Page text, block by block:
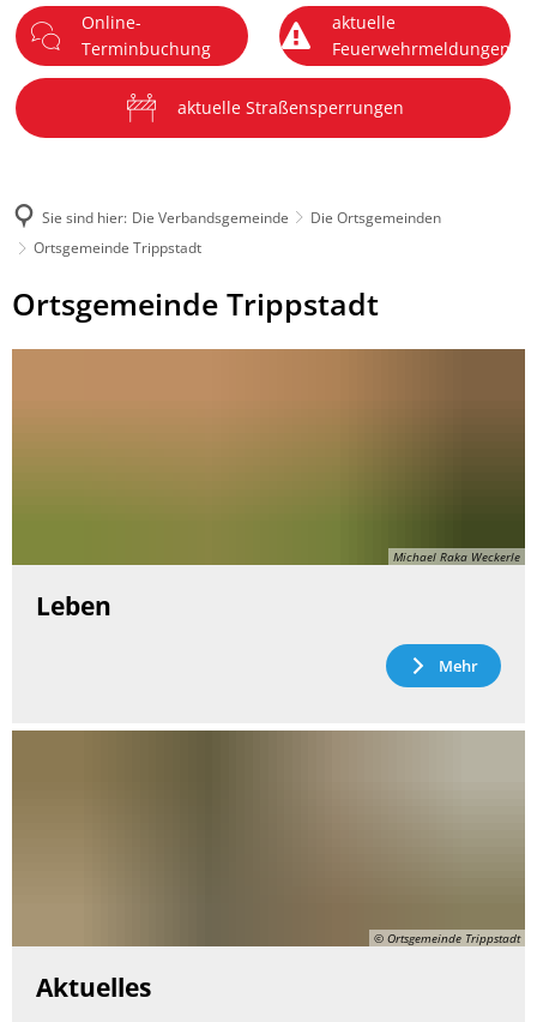
Menü
Online-
Terminbuchung
aktuelle
Feuerwehrmeldungen
aktuelle Straßensperrungen
Sie sind hier: Die Verbandsgemeinde
Die Ortsgemeinden
Ortsgemeinde Trippstadt
Ortsgemeinde
Trippstadt
Ortsgemeinde Trippstadt
Michael Raka Weckerle
Leben
Mehr
© Ortsgemeinde Trippstadt
Aktuelles